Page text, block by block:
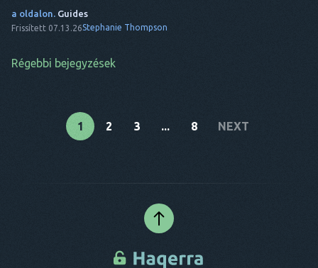
a oldalon. Guides
Frissített 07.13.26Stephanie Thompson
Bejegyzés
Régebbi bejegyzések
1 2 3 ... 8 NEXT